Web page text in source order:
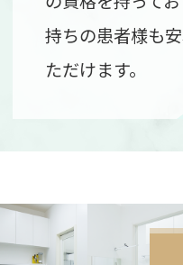
持ちの患者様も
ただけます。